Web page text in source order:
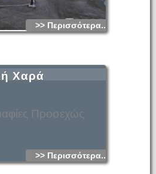
>> Περισσότερα...
Προσεχώς
Χαρά
>> Περισσότερα...